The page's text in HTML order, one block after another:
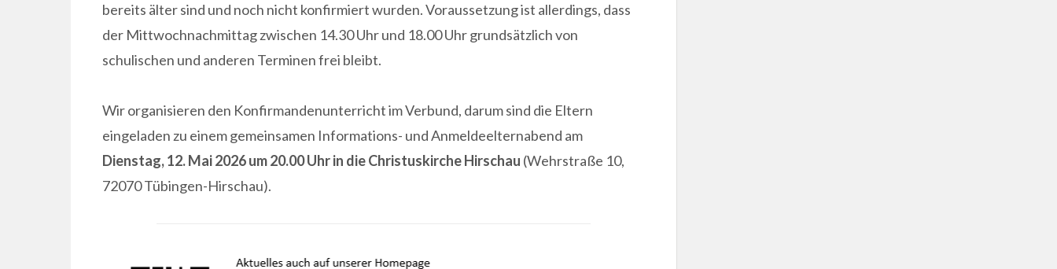
bereits älter sind und noch nicht konfirmiert wurden. Voraussetzung ist allerdings, dass
der Mittwochnachmittag zwischen 14.30 Uhr und 18.00 Uhr grundsätzlich von
schulischen und anderen Terminen frei bleibt.
Wir organisieren den Konfirmandenunterricht im Verbund, darum sind die Eltern
eingeladen zu einem gemeinsamen Informations- und Anmeldeelternabend am
Dienstag, 12. Mai 2026 um 20.00 Uhr in die Christuskirche Hirschau (Wehrstraße 10,
72070 Tübingen-Hirschau).